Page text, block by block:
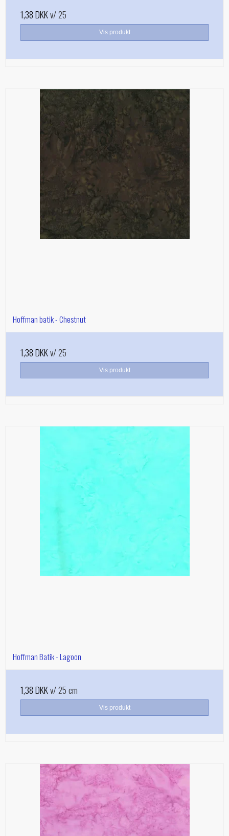
1,38 DKKv/ 25
Vis produkt
Hoffman batik - Chestnut
1,38 DKKv/ 25
Vis produkt
Hoffman Batik - Lagoon
1,38 DKKv/ 25 cm
Vis produkt